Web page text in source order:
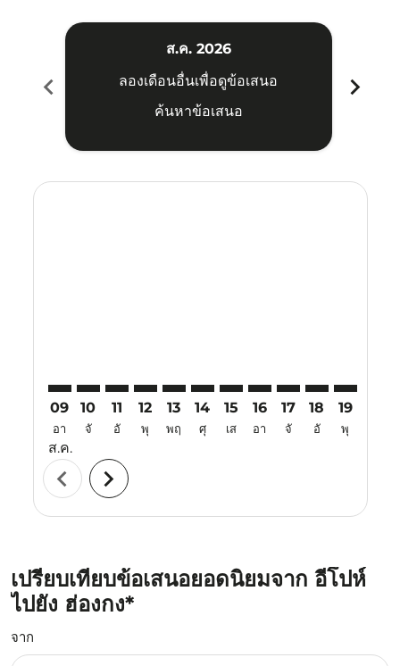
chevron_left
ส.ค. 2026
ลองเดือนอื่นเพื่อดูข้อเสนอ
ค้นหาข้อเสนอ
chevron_right
09
อา
ส.ค.
10
จั
11
อั
12
พุ
13
พฤ
14
ศุ
15
เส
16
อา
17
จั
18
อั
19
พุ
chevron_left chevron_right
เปรียบเทียบข้อเสนอยอดนิยมจาก อีโปห์
ไปยัง ฮ่องกง*
จาก